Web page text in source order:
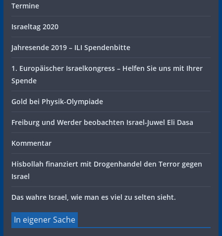
Termine
Israeltag 2020
Jahresende 2019 – ILI Spendenbitte
1. Europäischer Israelkongress – Helfen Sie uns mit Ihrer
Spende
Gold bei Physik-Olympiade
Freiburg und Werder beobachten Israel-Juwel Eli Dasa
Kommentar
Hisbollah finanziert mit Drogenhandel den Terror gegen
Israel
Das wahre Israel, wie man es viel zu selten sieht.
In eigener Sache